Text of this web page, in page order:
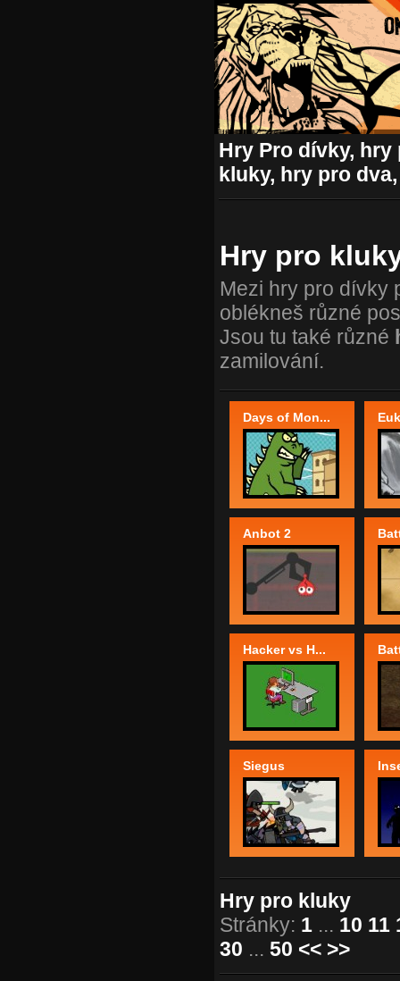
Hry Pro dívky,
kluky, hry pro
Hry pro
Mezi hry pro dívky
oblékneš různé
Jsou tu také různé
zamilování.
Days of Mon...
Anbot 2
Hacker vs H...
Siegus
Hry pro kluky
Stránky: 1 ... 10 11
30 ... 50 << >>